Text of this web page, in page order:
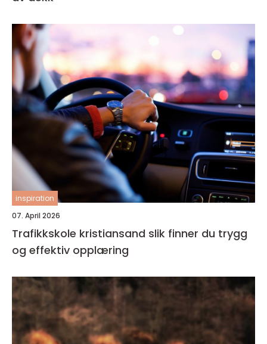
inspiration
07. April 2026
Trafikkskole kristiansand slik finner du trygg
og effektiv opplæring